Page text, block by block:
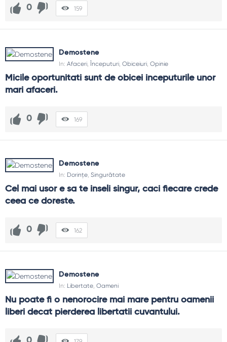
0 159
Demostene
In: Afaceri Începuturi Obiceiuri Opinie
Micile oportunitati sunt de obicei inceputurile unor
mari afaceri.
0 169
Demostene
In: Dorințe Singurătate
Cel mai usor e sa te inseli singur, caci fiecare crede
ceea ce doreste.
0 162
Demostene
In: Libertate Oameni
Nu poate fi o nenorocire mai mare pentru oamenii
liberi decat pierderea libertatii cuvantului.